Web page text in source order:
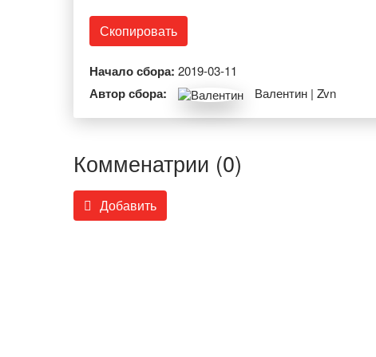
Скопировать
Начало сбора: 2019-03-11
Автор сбора: Валентин | Zvn
Комменатрии (0)
Добавить